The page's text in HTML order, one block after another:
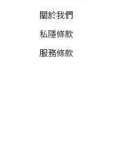
關於我們
私隱條款
服務條款